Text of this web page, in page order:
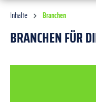
Inhalte Branchen
BRANCHEN FÜR